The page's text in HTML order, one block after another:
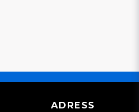
ADRESS